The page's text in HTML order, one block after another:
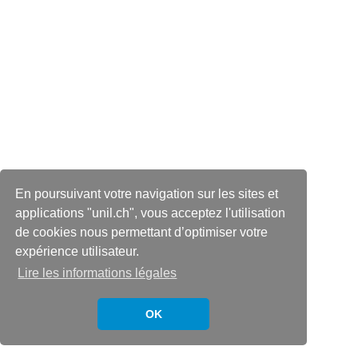
En poursuivant votre navigation sur les sites et
applications "unil.ch", vous acceptez l'utilisation
de cookies nous permettant d’optimiser votre
expérience utilisateur.
Lire les informations légales
OK